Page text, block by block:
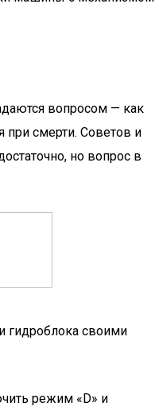
вопросом — как
при смерти. Советов и
но вопрос в
гидроблока своими
режим «D» и